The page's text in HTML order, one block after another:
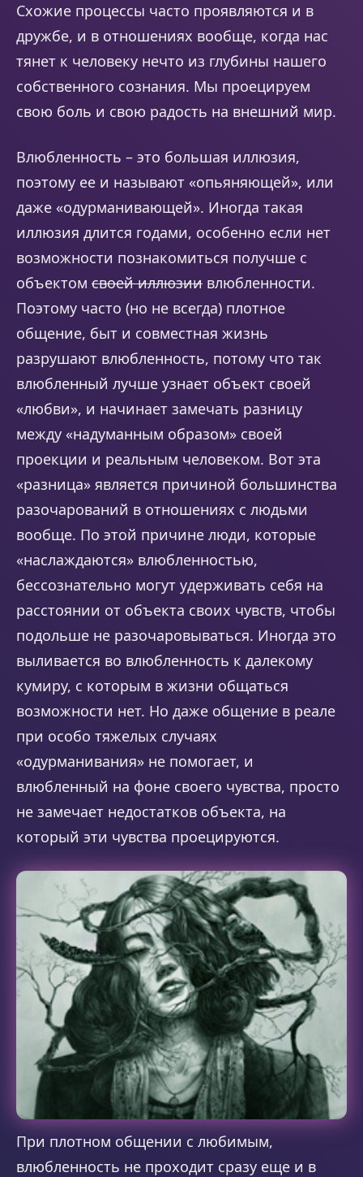
Схожие процессы часто проявляются и в
дружбе, и в отношениях вообще, когда нас
тянет к человеку нечто из глубины нашего
собственного сознания. Мы проецируем
свою боль и свою радость на внешний мир.
Влюбленность – это большая иллюзия,
поэтому ее и называют «опьяняющей», или
даже «одурманивающей». Иногда такая
иллюзия длится годами, особенно если нет
возможности познакомиться получше с
объектом своей иллюзии влюбленности.
Поэтому часто (но не всегда) плотное
общение, быт и совместная жизнь
разрушают влюбленность, потому что так
влюбленный лучше узнает объект своей
«любви», и начинает замечать разницу
между «надуманным образом» своей
проекции и реальным человеком. Вот эта
«разница» является причиной большинства
разочарований в отношениях с людьми
вообще. По этой причине люди, которые
«наслаждаются» влюбленностью,
бессознательно могут удерживать себя на
расстоянии от объекта своих чувств, чтобы
подольше не разочаровываться. Иногда это
выливается во влюбленность к далекому
кумиру, с которым в жизни общаться
возможности нет. Но даже общение в реале
при особо тяжелых случаях
«одурманивания» не помогает, и
влюбленный на фоне своего чувства, просто
не замечает недостатков объекта, на
который эти чувства проецируются.
При плотном общении с любимым,
влюбленность не проходит сразу еще и в